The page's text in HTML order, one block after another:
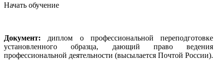
Начать обучение
Документ: диплом о профессиональной переподготовке
установленного образца, дающий право ведения
профессиональной деятельности (высылается Почтой России).